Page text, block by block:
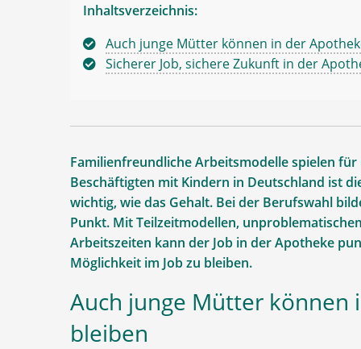
Inhaltsverzeichnis:
Auch junge Mütter können in der
Sicherer Job, sichere Zukunft in der
Familienfreundliche Arbeitsmodelle spielen
Beschäftigten mit Kindern in Deutschland ist
wichtig, wie das Gehalt. Bei der Berufswahl
Punkt. Mit Teilzeitmodellen,
Arbeitszeiten kann der Job in der Apotheke
Möglichkeit im Job zu bleiben.
Auch junge Mütter
bleiben